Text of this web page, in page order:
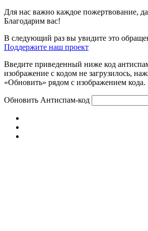
Для нас важно каждое пожертвование,
Благодарим вас!
В следующий раз вы увидите это
Поддержите наш проект
Введите приведенный ниже код
изображение с кодом не загрузилось,
«Обновить» рядом с изображением кода.
Обновить Антиспам-код